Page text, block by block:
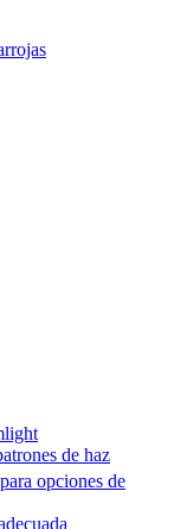
de haz
para opciones de